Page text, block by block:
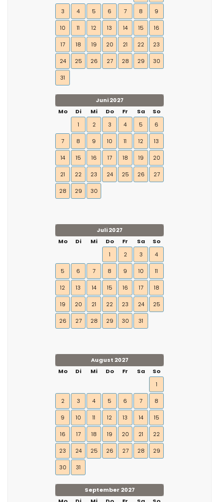
3 4 5 6 7 8 9
10 11 12 13 14 15 16
17 18 19 20 21 22 23
24 25 26 27 28 29 30
31
Juni 2027
Mo
Di Mi Do Fr Sa
So
1
2 3 4 5 6
7 8 9 10 11 12 13
14 15 16 17 18 19 20
21 22 23 24 25 26 27
28 29 30
Juli 2027
Mo
Di Mi Do Fr Sa
So
1
2 3 4
5 6 7 8 9 10 11
12 13 14 15 16 17 18
19 20 21 22 23 24 25
26 27 28 29 30 31
August 2027
Mo
Di Mi Do Fr Sa
So
1
2 3 4 5 6 7 8
9 10 11 12 13 14 15
16 17 18 19 20 21 22
23 24 25 26 27 28 29
30 31
September 2027